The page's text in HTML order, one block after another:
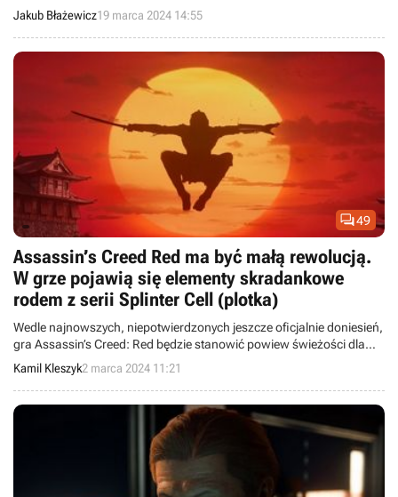
roli Hideo Kojimy w rozwoju tej marki.
Jakub Błażewicz19 marca 2024 14:55
49
Assassin’s Creed Red ma być małą rewolucją.
W grze pojawią się elementy skradankowe
rodem z serii Splinter Cell (plotka)
Wedle najnowszych, niepotwierdzonych jeszcze oficjalnie doniesień,
gra Assassin’s Creed: Red będzie stanowić powiew świeżości dla
nieco skostniałej serii Ubisoftu.
Kamil Kleszyk2 marca 2024 11:21